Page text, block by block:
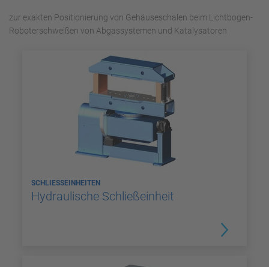
zur exakten Positionierung von Gehäuseschalen beim Lichtbogen-
Roboterschweißen von Abgassystemen und Katalysatoren
SCHLIESSEINHEITEN
Hydraulische Schließeinheit